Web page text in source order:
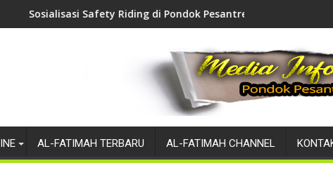
Riding di Pondok Pesantren Modern Al-Fatimah Bojonegoro
Ponpes Modern Al-Fatimah
AL-FATIMAH TERBARU AL-FATIMAH CHANNEL